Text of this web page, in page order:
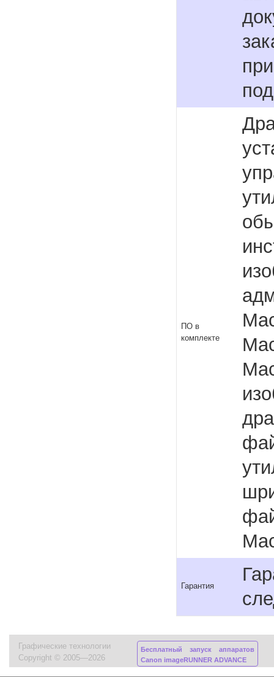
ПО в
комплекте
Гарантия
Графические технологии
Copyright © 2005—2026
Бесплатный запуск аппаратов
Canon imageRUNNER ADVANCE